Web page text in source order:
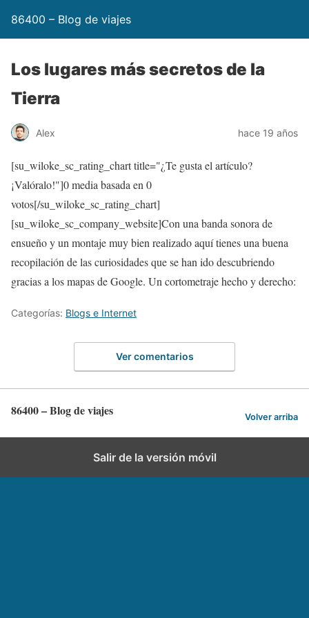
86400 – Blog de viajes
Los lugares más secretos de la
Tierra
Alex hace 19 años
[su_wiloke_sc_rating_chart title="¿Te gusta el artículo?
¡Valóralo!"]0media basada en 0
votos[/su_wiloke_sc_rating_chart]
[su_wiloke_sc_company_website]Con una banda sonora de
ensueño y un montaje muy bien realizado aquí tienes una buena
recopilación de las curiosidades que se han ido descubriendo
gracias a los mapas de Google. Un cortometraje hecho y derecho:
Categorías: Blogs e Internet
Ver comentarios
86400 – Blog de viajes Volver arriba
Salir de la versión móvil